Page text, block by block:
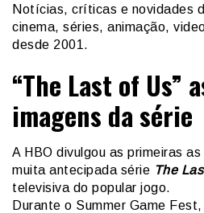
Notícias, críticas e novidades
cinema, séries, animação,
desde 2001.
“The Last of Us”
imagens da série
A HBO divulgou as primeiras
muita antecipada série The
televisiva do popular jogo.
Durante o Summer Game